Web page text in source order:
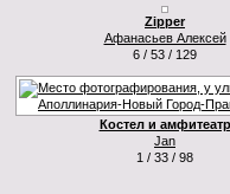
Zipper
Афанасьев Алексей
6 / 53 / 129
Костел и амфитеатр
Jan
1 / 33 / 98